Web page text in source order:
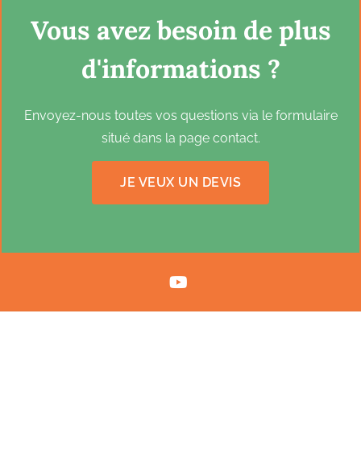
Vous avez besoin de plus
d'informations ?
Envoyez-nous toutes vos questions via le formulaire
situé dans la page contact.
JE VEUX UN DEVIS